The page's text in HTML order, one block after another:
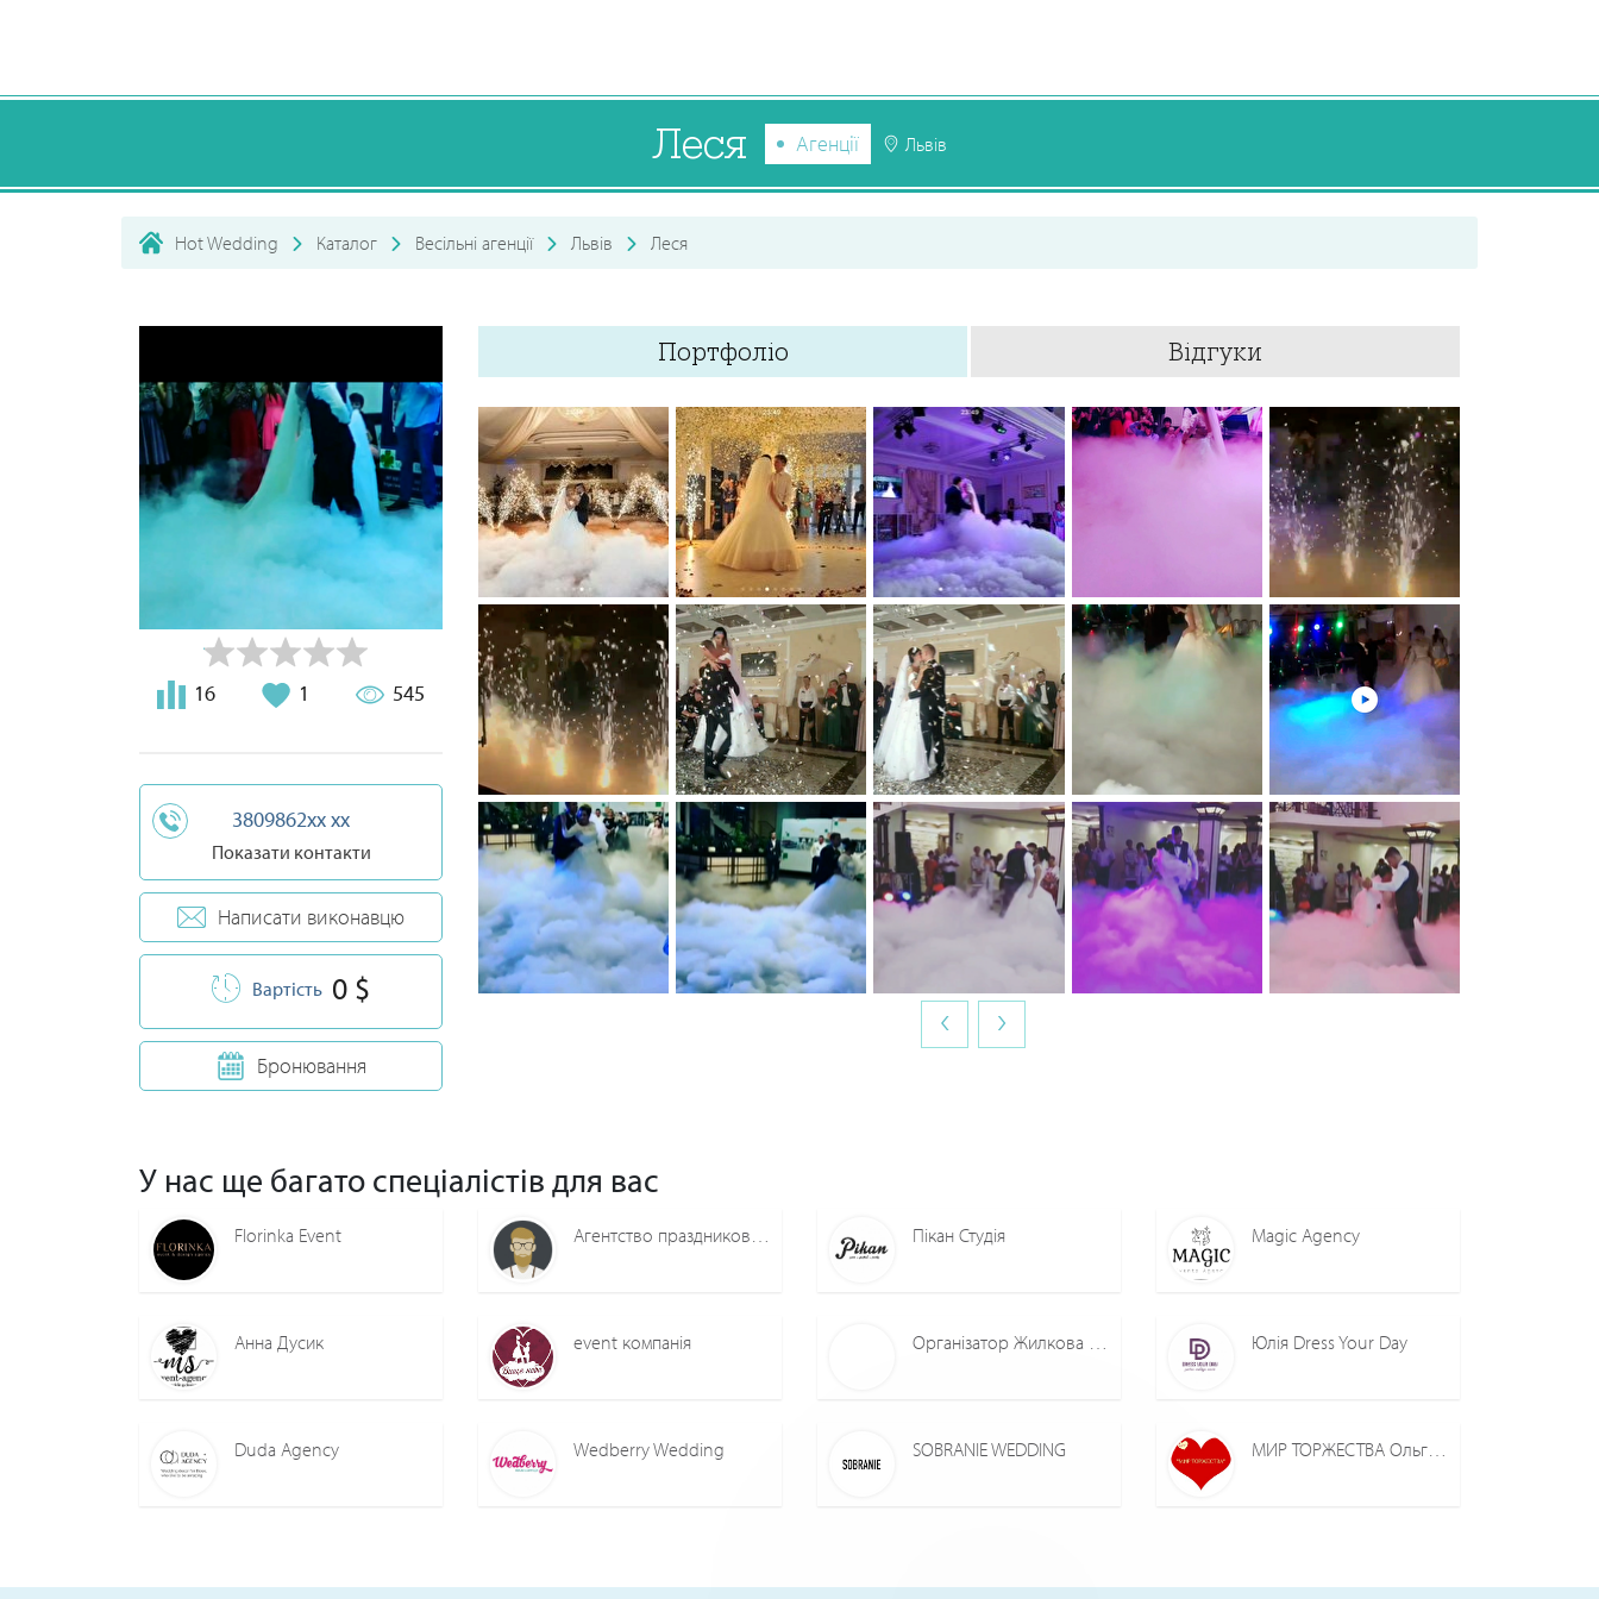
Леся Агенції Львів
Hot Wedding Каталог Весільні агенції Львів Леся
16 1 545
3809862xx xx
Показати контакти
Написати виконавцю
Вартість 0 $
Бронювання
Портфоліо Відгуки
0 0 0 0 0 0 0 0 0 0
0 0 0 0 0 0 0 0 0
0
‹ ›
У нас ще багато спеціалістів для вас
Florinka Event Агентство праздников "PartyFon_ZP" Пікан Студія Magic Agency
Анна Дусик event компанія Організатор Жилкова Вікторія Юлія Dress Your Day
Duda Agency Wedberry Wedding SOBRANIE WEDDING МИР ТОРЖЕСТВА Ольга Уварова